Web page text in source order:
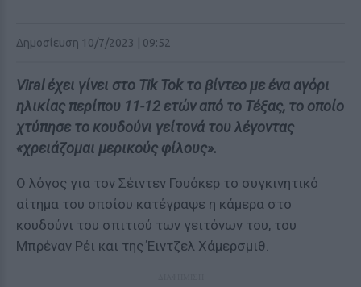
Δημοσίευση 10/7/2023 | 09:52
Viral έχει γίνει στο Tik Tok το βίντεο με ένα αγόρι
ηλικίας περίπου 11-12 ετών από το Τέξας, το οποίο
χτύπησε το κουδούνι γείτονά του λέγοντας
«χρειάζομαι μερικούς φίλους».
Ο λόγος για τον Σέιντεν Γουόκερ το συγκινητικό
αίτημα του οποίου κατέγραψε η κάμερα στο
κουδούνι του σπιτιού των γειτόνων του, του
Μπρέναν Ρέι και της Έιντζελ Χάμερσμιθ.